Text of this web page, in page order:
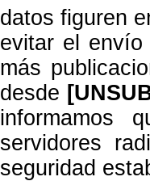
datos figuren
evitar el
más
desde
informamos
servidores
seguridad